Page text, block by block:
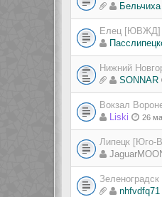
Бельчиха
Елец [ЮВЖД]
Нижний
SONNAR
Вокзал
Liski 26
Липецк [Юго-
nhfvdfq71